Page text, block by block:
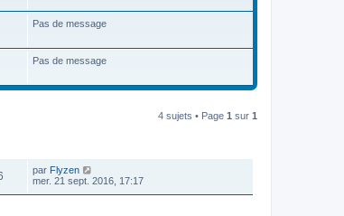
m
e
n
i
m
Pas de message
Pas de message
4 sujets • Page 1 sur 1
par Flyzen
mer. 21 sept. 2016, 17:17